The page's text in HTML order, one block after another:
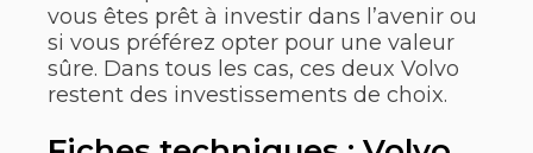
vous êtes prêt à investir dans l’avenir ou
si vous préférez opter pour une valeur
sûre. Dans tous les cas, ces deux Volvo
restent des investissements de choix.